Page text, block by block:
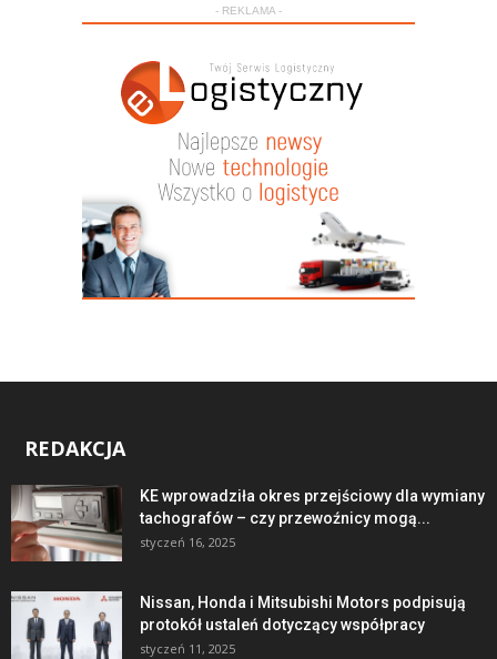
- REKLAMA -
REDAKCJA
KE wprowadziła okres przejściowy dla wymiany
tachografów – czy przewoźnicy mogą...
styczeń 16, 2025
Nissan, Honda i Mitsubishi Motors podpisują
protokół ustaleń dotyczący współpracy
styczeń 11, 2025